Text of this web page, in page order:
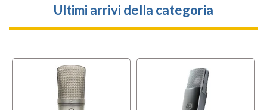
Ultimi arrivi della categoria